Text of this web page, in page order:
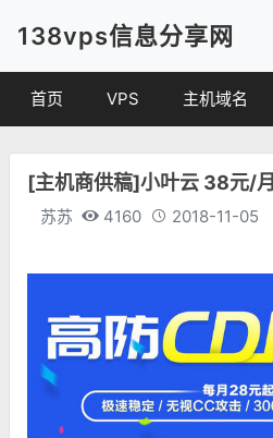
138vps信息分享网
首页 VPS
便宜VPS
VPS评测
主机域名
虚拟主机
[主机商供稿]小叶云 38元/
苏苏 4160 2018-11-05